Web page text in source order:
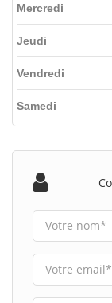
Mercredi
Jeudi
Vendredi
Samedi